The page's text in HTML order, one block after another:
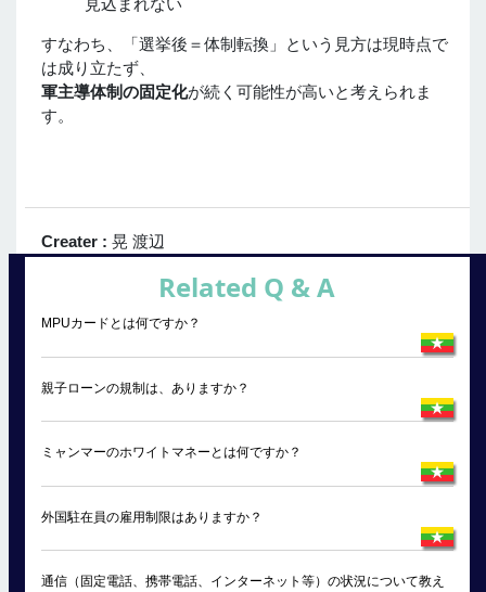
見込まれない
すなわち、「選挙後＝体制転換」という見方は現時点で
は成り立たず、
軍主導体制の固定化が続く可能性が高いと考えられま
す。
Creater : 晃 渡辺
Related Q & A
MPUカードとは何ですか？
親子ローンの規制は、ありますか？
ミャンマーのホワイトマネーとは何ですか？
外国駐在員の雇用制限はありますか？
通信（固定電話、携帯電話、インターネット等）の状況について教え